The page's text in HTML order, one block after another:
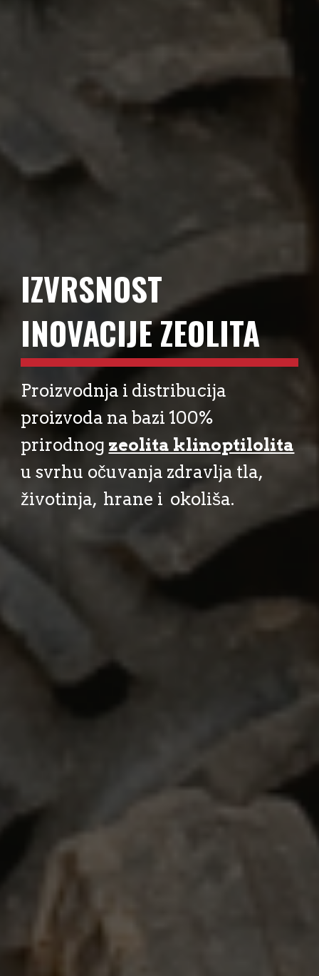
IZVRSNOST
INOVACIJE ZEOLITA
Proizvodnja i distribucija
proizvoda na bazi 100%
prirodnog zeolita klinoptilolita
u svrhu očuvanja zdravlja tla,
životinja, hrane i okoliša.